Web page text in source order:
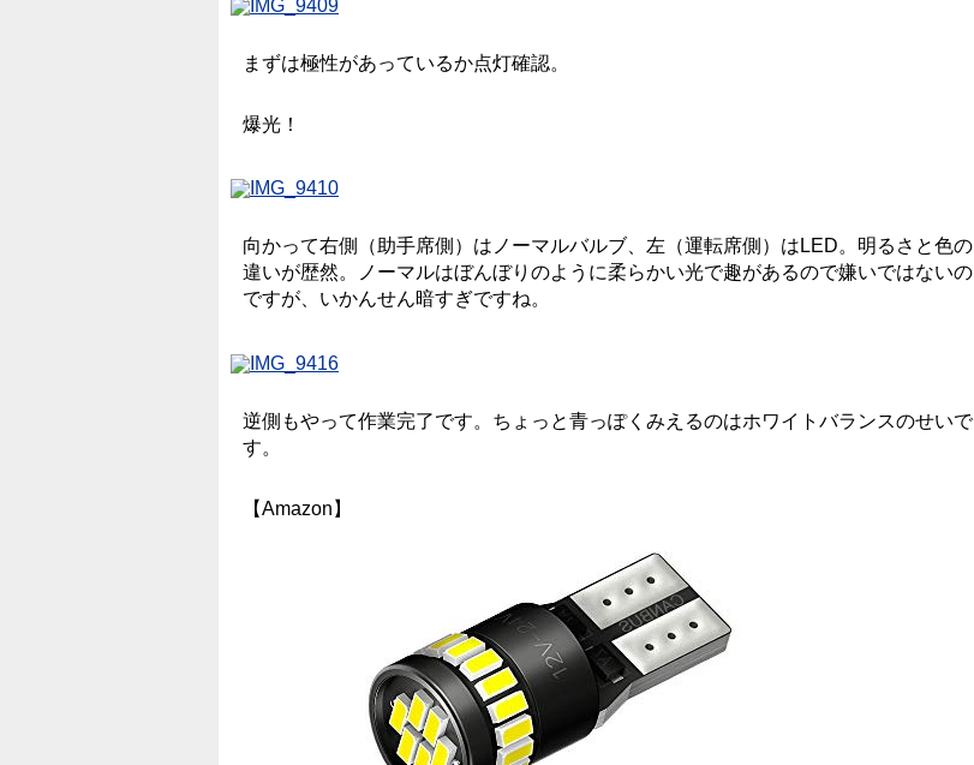
まずは極性があっているか点灯確認。
爆光！
向かって右側（助手席側）はノーマルバルブ、左（運転席側）はLED。明るさと色の
違いが歴然。ノーマルはぼんぼりのように柔らかい光で趣があるので嫌いではないの
ですが、いかんせん暗すぎですね。
逆側もやって作業完了です。ちょっと青っぽくみえるのはホワイトバランスのせいで
す。
【Amazon】